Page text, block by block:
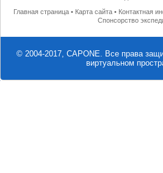
Главная страница • Карта сайта • Контактная
Спонсорство
© 2004-2017, CAPONE. Все права
виртуальном